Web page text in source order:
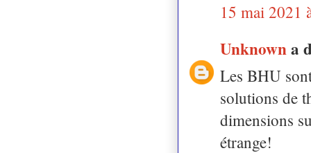
15 mai 2021
Unknowna
Les BHU
solutions de
dimensions
étrange!